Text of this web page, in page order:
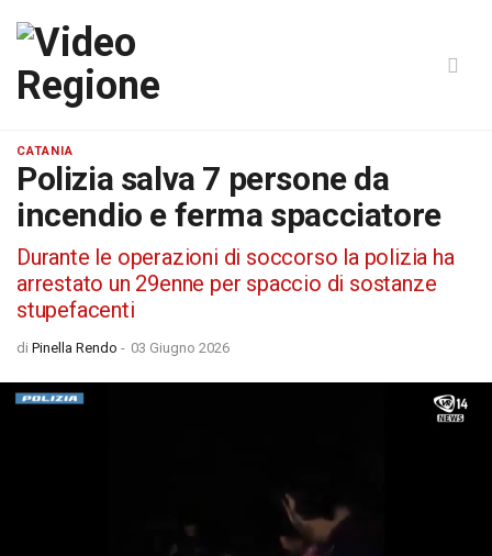
CATANIA
Polizia salva 7 persone da
incendio e ferma spacciatore
Durante le operazioni di soccorso la polizia ha
arrestato un 29enne per spaccio di sostanze
stupefacenti
di Pinella Rendo - 03 Giugno 2026